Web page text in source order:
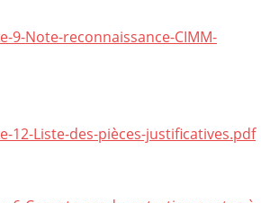
Note-reconnaissance-CIMM-
Liste-des-pièces-justificatives.pdf